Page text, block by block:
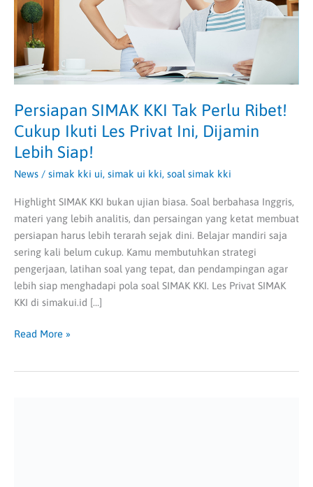
Persiapan SIMAK KKI Tak Perlu Ribet!
Cukup Ikuti Les Privat Ini, Dijamin
Lebih Siap!
News / simak kki ui, simak ui kki, soal simak kki
Highlight SIMAK KKI bukan ujian biasa. Soal berbahasa Inggris,
materi yang lebih analitis, dan persaingan yang ketat membuat
persiapan harus lebih terarah sejak dini. Belajar mandiri saja
sering kali belum cukup. Kamu membutuhkan strategi
pengerjaan, latihan soal yang tepat, dan pendampingan agar
lebih siap menghadapi pola soal SIMAK KKI. Les Privat SIMAK
KKI di simakui.id […]
Cukup
Ikuti
Les
Privat
Ini,
Dijamin
Lebih
Siap!
Read More »